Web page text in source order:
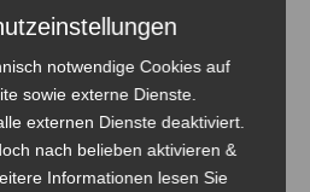
das große U18-Turnier, bei
mit unseren zwei
Bombas duellierten. Gespielt
gegen Jeden“ – zwei Sätze mit
auch oben blieb. Unsere
zwar noch…
notwendige Cookies auf
sowie externe Dienste.
externen Dienste deaktiviert.
nach belieben aktivieren &
Informationen lesen Sie